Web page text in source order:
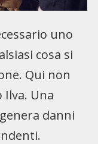
uno
cosa si
Qui non
Ilva. Una
danni